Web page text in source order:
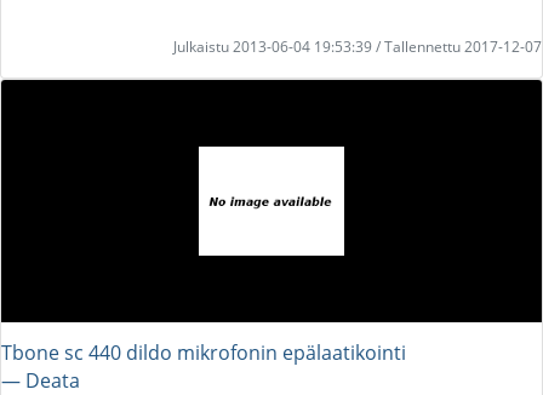
Julkaistu 2013-06-04 19:53:39 / Tallennettu 2017-12-07
Tbone sc 440 dildo mikrofonin epälaatikointi
― Deata